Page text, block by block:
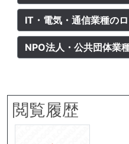
IT・電気・通信業種の
NPO法人・公共団体業
閲覧履歴